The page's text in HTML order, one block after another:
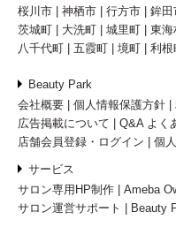
桜川市
神栖市 行方市 鉾田
茨城町
大洗町 城里町 東海
八千代町
五霞町 境町 利根
Beauty Park
会社概要
個人情報保護方針
広告掲載について
Q&A よく
店舗会員登録・ログイン
個
サービス
サロン専用HP制作
Ameba
サロン運営サポート
Beauty